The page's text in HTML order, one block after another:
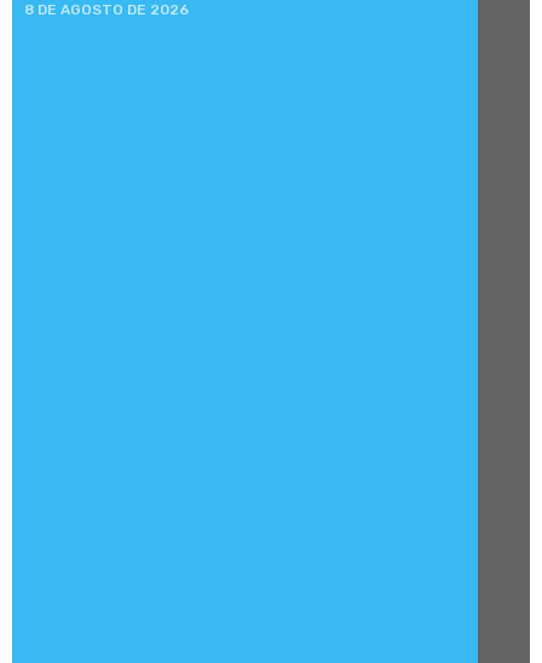
8 DE AGOSTO DE 2026